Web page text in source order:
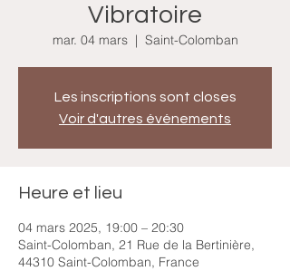
Vibratoire
mar. 04 mars
  |
Saint-Colomban
Les inscriptions sont closes
Voir d'autres événements
Heure et lieu
04 mars 2025, 19:00 – 20:30
Saint-Colomban, 21 Rue de la Bertinière,
44310 Saint-Colomban, France